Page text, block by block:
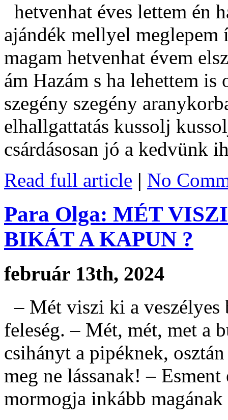
hetvenhat éves lettem én
ajándék mellyel meglepem
magam hetvenhat évem
ám Hazám s ha lehettem
szegény szegény
elhallgattatás kussolj
csárdásosan jó a kedvünk
Read full article | No
Para Olga: MÉT
BIKÁT A KAPUN ?
február 13th, 2024
– Mét viszi ki a
feleség. – Mét, mét, met a
csihányt a pipéknek,
meg ne lássanak! –
mormogja inkább